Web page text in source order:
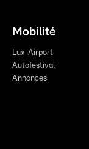
Mobilité
Lux-Airport
Autofestival
Annonces